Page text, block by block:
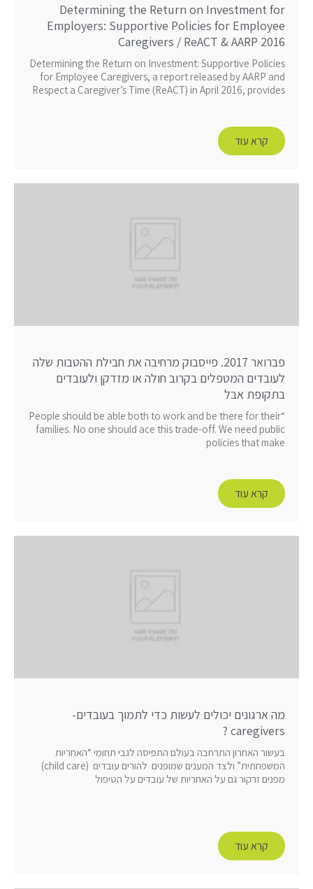
Determining the Return on Investment for
Employers: Supportive Policies for Employee
Caregivers / ReACT & AARP 2016
Determining the Return on Investment: Supportive Policies
for Employee Caregivers, a report released by AARP and
Respect a Caregiver’s Time (ReACT) in April 2016, provides
קרא עוד
פברואר 2017. פייסבוק מרחיבה את חבילת ההטבות שלה
לעובדים המטפלים בקרוב חולה או מזדקן ולעובדים
בתקופת אבל
“People should be able both to work and be there for their
families. No one should ace this trade-off. We need public
policies that make
קרא עוד
מה ארגונים יכולים לעשות כדי לתמוך בעובדים-
caregivers ?
בעשור האחרון התרחבה בעולם התפיסה לגבי תחומי “האחריות
המשפחתית” ולצד המענים שמופנים להורים עובדים (child care)
מפנים זרקור גם על האחריות של עובדים על הטיפול
קרא עוד